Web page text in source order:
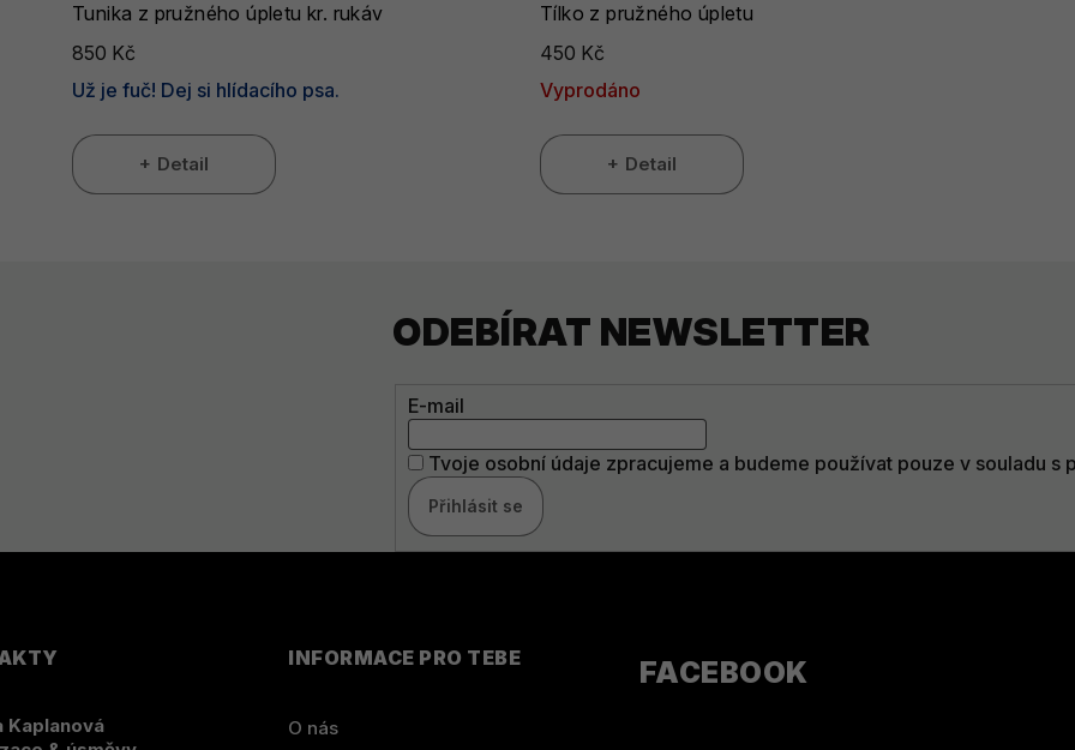
Tunika z pružného úpletu kr. rukáv
850 Kč
Už je fuč! Dej si hlídacího psa.
Detail
Tílko z pružného úpletu
450 Kč
Vyprodáno
Detail
ODEBÍRAT NEWSLETTER
E-mail
Tvoje osobní údaje zpracujeme a budeme používat pouze v souladu s
Přihlásit se
Kaplanová
INFORMACE PRO TEBE
O nás
FACEBOOK